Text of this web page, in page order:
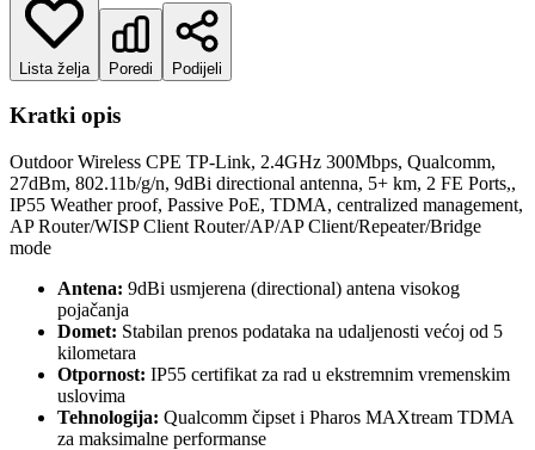
Lista želja Poredi Podijeli
Kratki opis
Outdoor Wireless CPE TP-Link, 2.4GHz 300Mbps, Qualcomm,
27dBm, 802.11b/g/n, 9dBi directional antenna, 5+ km, 2 FE Ports,,
IP55 Weather proof, Passive PoE, TDMA, centralized management,
AP Router/WISP Client Router/AP/AP Client/Repeater/Bridge
mode
Antena: 9dBi usmjerena (directional) antena visokog
pojačanja
Domet: Stabilan prenos podataka na udaljenosti većoj od 5
kilometara
Otpornost: IP55 certifikat za rad u ekstremnim vremenskim
uslovima
Tehnologija: Qualcomm čipset i Pharos MAXtream TDMA
za maksimalne performanse